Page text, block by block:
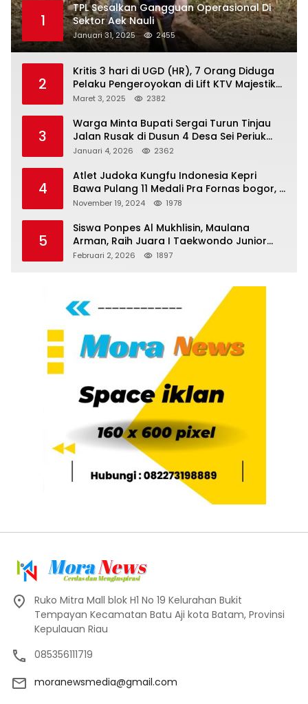
1
TPL Sesalkan Gangguan Operasional Di
Sektor Aek Nauli
Januari 31, 2025 2455
2
Kritis 3 hari di UGD (HR), 7 Orang Diduga
Pelaku Pengeroyokan di Lift KTV Majestik
Melenggang Bebas, Kantor Hukum JAP
Tanjungpinang
Maret 3, 2025 2382
3
Warga Minta Bupati Sergai Turun Tinjau
Jalan Rusak di Dusun 4 Desa Sei Periuk
Serdang Bedagai
Januari 4, 2026 2362
4
Atlet Judoka Kungfu Indonesia Kepri
Bawa Pulang 11 Medali Pra Fornas bogor, 3
Emas dan 8 Perunggu.
November 19, 2024 1978
5
Siswa Ponpes Al Mukhlisin, Maulana
Arman, Raih Juara I Taekwondo Junior
Putra di Riau National Championship 2026
Februari 2, 2026 1897
Ruko Mitra Mall blok H1 No 19 Kelurahan Bukit
Tempayan Kecamatan Batu Aji kota Batam, Provinsi
Kepulauan Riau
085356111719
moranewsmedia@gmail.com